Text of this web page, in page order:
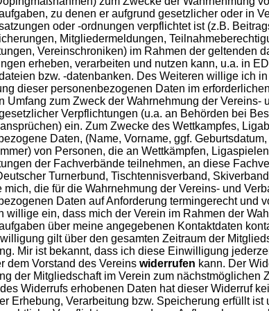
zu denen er aufgrund gesetzlicher oder in
oder -ordnungen verpflichtet ist (z.B.
Mitgliedermeldungen,
Vereinschroniken) im Rahmen der geltenden
erheben, verarbeiten und nutzen kann, u.a. in
bzw. -datenbanken. Des Weiteren willige ich
dieser personenbezogenen Daten im
Umfang zum Zweck der Wahrnehmung der Vereins-
Verpflichtungen (u.a. an Behörden bei
ein. Zum Zwecke des Wettkampfes,
Daten, (Name, Vorname, ggf.
von Personen, die an Wettkämpfen,
der Fachverbände teilnehmen, an diese
Turnerbund, Tischtennisverband,
mich, die für die Wahrnehmung der Vereins- und
Daten auf Anforderung termingerecht und
willige ein, dass mich der Verein im Rahmen der
über meine angegebenen Kontaktdaten
gilt über den gesamten Zeitraum der
Mir ist bekannt, dass ich diese Einwilligung
dem Vorstand des Vereins widerrufen kann. Der
der Mitgliedschaft im Verein zum nächstmöglichen
Widerrufs erhobenen Daten hat dieser Widerruf
Erhebung, Verarbeitung bzw. Speicherung erfüllt